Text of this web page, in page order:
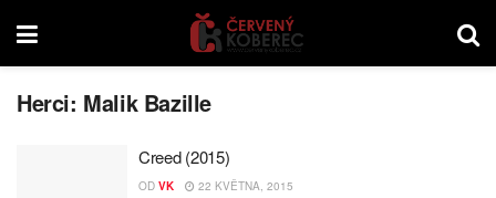
Herci: Malik Bazille
Creed (2015)
OD VK 22 KVĚTNA, 2015